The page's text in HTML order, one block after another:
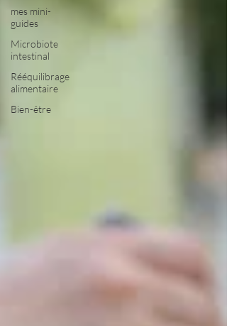
mes mini-
guides
Microbiote
intestinal
Rééquilibrage
alimentaire
Bien-être